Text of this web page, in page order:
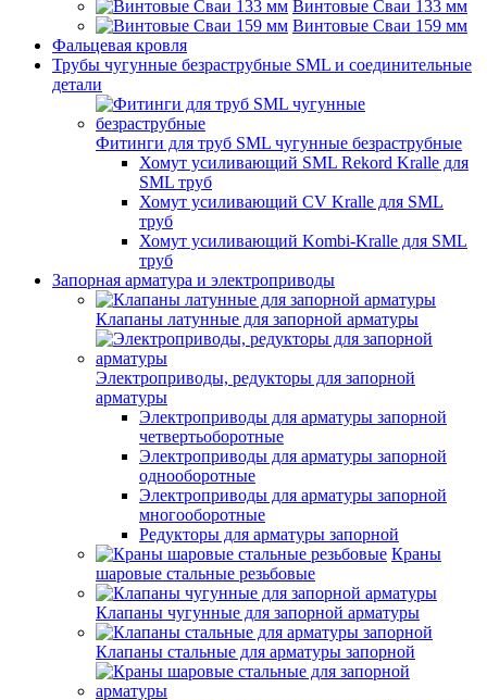
Винтовые Сваи 133 мм
Винтовые Сваи 159 мм
Фальцевая кровля
Трубы чугунные безраструбные SML и соединительные
детали
Фитинги для труб SML чугунные безраструбные
Хомут усиливающий SML Rekord Kralle для
SML труб
Хомут усиливающий CV Kralle для SML
труб
Хомут усиливающий Kombi-Kralle для SML
труб
Запорная арматура и электроприводы
Клапаны латунные для запорной арматуры
Электроприводы, редукторы для запорной
арматуры
Электроприводы для арматуры запорной
четвертьоборотные
Электроприводы для арматуры запорной
однооборотные
Электроприводы для арматуры запорной
многооборотные
Редукторы для арматуры запорной
Краны
шаровые стальные резьбовые
Клапаны чугунные для запорной арматуры
Клапаны стальные для арматуры запорной